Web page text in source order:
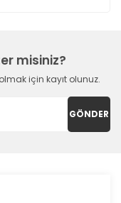
misiniz?
için kayıt olunuz.
GÖNDER